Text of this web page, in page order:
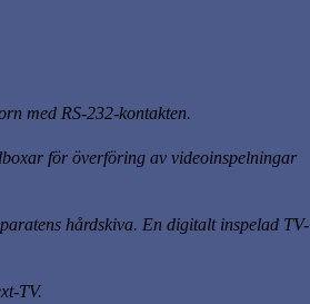
med RS-232-kontakten.
för överföring av videoinspelningar
hårdskiva. En digitalt inspelad TV-
TV.